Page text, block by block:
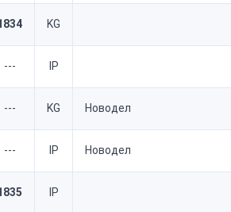
KG
--- IP
--- KG Новодел
--- IP Новодел
IP